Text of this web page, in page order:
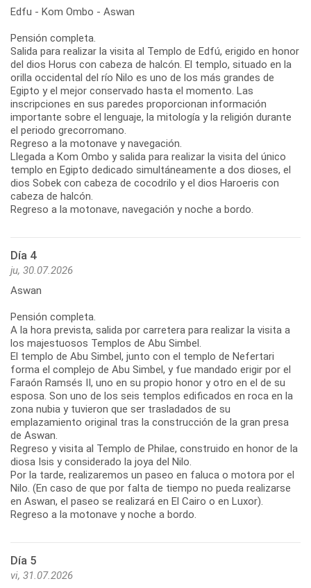
Edfu - Kom Ombo - Aswan
Pensión completa.
Salida para realizar la visita al Templo de Edfú, erigido en honor
del dios Horus con cabeza de halcón. El templo, situado en la
orilla occidental del río Nilo es uno de los más grandes de
Egipto y el mejor conservado hasta el momento. Las
inscripciones en sus paredes proporcionan información
importante sobre el lenguaje, la mitología y la religión durante
el periodo grecorromano.
Regreso a la motonave y navegación.
Llegada a Kom Ombo y salida para realizar la visita del único
templo en Egipto dedicado simultáneamente a dos dioses, el
dios Sobek con cabeza de cocodrilo y el dios Haroeris con
cabeza de halcón.
Regreso a la motonave, navegación y noche a bordo.
Día 4
ju, 30.07.2026
Aswan
Pensión completa.
A la hora prevista, salida por carretera para realizar la visita a
los majestuosos Templos de Abu Simbel.
El templo de Abu Simbel, junto con el templo de Nefertari
forma el complejo de Abu Simbel, y fue mandado erigir por el
Faraón Ramsés II, uno en su propio honor y otro en el de su
esposa. Son uno de los seis templos edificados en roca en la
zona nubia y tuvieron que ser trasladados de su
emplazamiento original tras la construcción de la gran presa
de Aswan.
Regreso y visita al Templo de Philae, construido en honor de la
diosa Isis y considerado la joya del Nilo.
Por la tarde, realizaremos un paseo en faluca o motora por el
Nilo. (En caso de que por falta de tiempo no pueda realizarse
en Aswan, el paseo se realizará en El Cairo o en Luxor).
Regreso a la motonave y noche a bordo.
Día 5
vi, 31.07.2026